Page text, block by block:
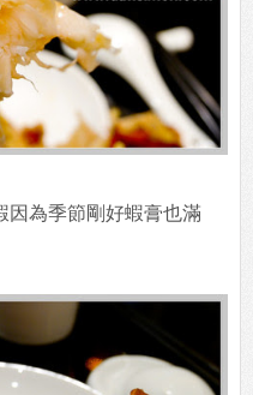
因為季節剛好蝦膏也滿